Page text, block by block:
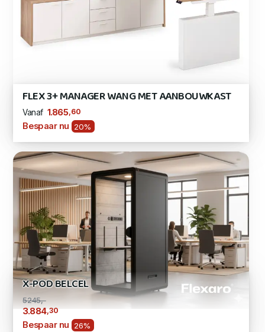
FLEX 3+ MANAGER WANG MET AANBOUWKAST
Vanaf 1.865,60
Bespaar nu 20%
X-POD BELCEL
5245,-
3.884,30
Bespaar nu 26%